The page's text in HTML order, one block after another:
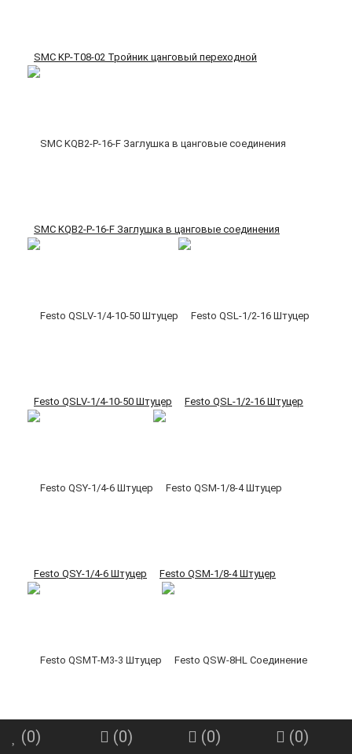
SMC KP-T08-02 Тройник цанговый переходной
SMC KQB2-P-16-F Заглушка в цанговые соединения
Festo QSLV-1/4-10-50 Штуцер Festo QSL-1/2-16 Штуцер
Festo QSY-1/4-6 Штуцер Festo QSM-1/8-4 Штуцер
Festo QSMT-M3-3 Штуцер Festo QSW-8HL Соединение
(0) (0) (0) (0)